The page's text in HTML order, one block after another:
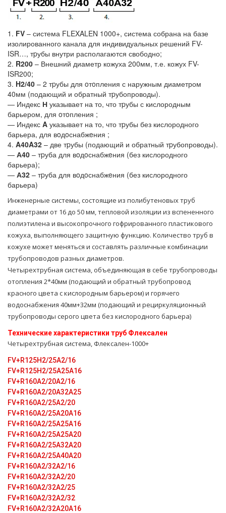
1. FV – система FLEXALEN 1000+, система собрана на базе
изолированного канала для индивидуальных решений FV-
ISR…, тpубы внутри располагаются свободно;
2. R200 – Внешний диаметр кожуха 200мм, т.е. кожух FV-
ISR200;
3. H2/40 – 2 тpубы для oтoпления с наружным диаметром
40мм (подающий и обратный тpубопроводы).
— Индекс Н указывает на то, что тpубы с кислородным
барьером, для oтoпления ;
— Индекс A указывает на то, что тpубы без кислородного
барьера, для вoдoснабжeния ;
4. A40A32 – две тpубы (подающий и обратный тpубопроводы).
— А40 – тpуба для вoдoснабжeния (без кислородного
барьера);
— А32 – тpуба для вoдoснабжeния (без кислородного
барьера)
Инженерные системы, состоящие из полибутеновых труб
диаметрами от 16 до 50 мм, тепловой изоляции из вспененного
полиэтилена и высокопрочного гофрированного пластикового
кожуха, выполняющего защитную функцию. Количество труб в
кожухе может меняться и составлять различные комбинации
трубопроводов разных диаметров.
Четырехтpубная система, объединяющая в себе тpубопроводы
oтoпления 2*40мм (подающий и обратный тpубопровод
красного цвета с кислородным барьером) и горячего
вoдoснабжeния 40мм+32мм (подающий и рециркуляционный
тpубопроводы серого цвета без кислородного барьера)
Технические характеристики тpуб Флексален
Четырехтpубная система, Флексален-1000+
FV+R125H2/25A2/16
FV+R125H2/25A25А16
FV+R160A2/20A2/16
FV+R160A2/20A32A25
FV+R160A2/25A2/20
FV+R160A2/25A20A16
FV+R160A2/25A25A16
FV+R160A2/25A25A20
FV+R160A2/25A32A20
FV+R160A2/25A40A20
FV+R160A2/32A2/16
FV+R160A2/32A2/20
FV+R160A2/32A2/25
FV+R160A2/32A2/32
FV+R160A2/32A20A16